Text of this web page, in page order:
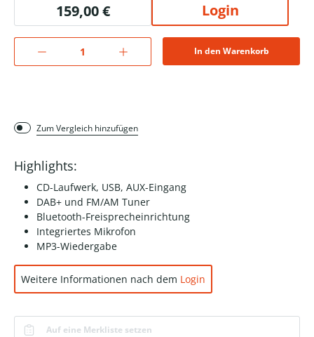
159,00 € Login
In den Warenkorb
Zum Vergleich hinzufügen
Highlights:
CD-Laufwerk, USB, AUX-Eingang
DAB+ und FM/AM Tuner
Bluetooth-Freisprecheinrichtung
Integriertes Mikrofon
MP3-Wiedergabe
Weitere Informationen nach dem Login
Auf eine Merkliste setzen